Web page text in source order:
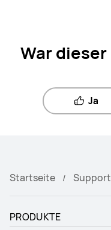
War
Ja
Startseite Support
PRODUKTE